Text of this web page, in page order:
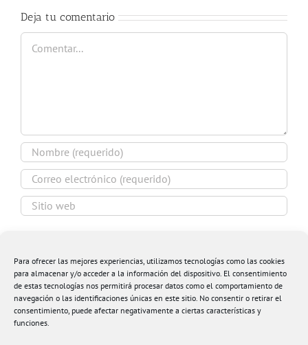
Para ofrecer las mejores experiencias, utilizamos tecnologías como las cookies
para almacenar y/o acceder a la información del dispositivo. El consentimiento
de estas tecnologías nos permitirá procesar datos como el comportamiento de
navegación o las identificaciones únicas en este sitio. No consentir o retirar el
consentimiento, puede afectar negativamente a ciertas características y
funciones.
Deja tu comentario
Comentar
navegador para la próxima vez que comente.